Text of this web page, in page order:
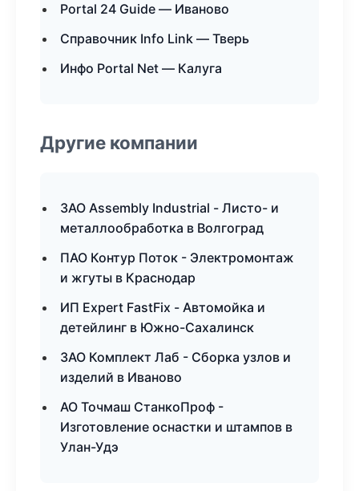
Portal 24 Guide — Иваново
Справочник Info Link — Тверь
Инфо Portal Net — Калуга
Другие компании
ЗАО Assembly Industrial - Листо- и
металлообработка в Волгоград
ПАО Контур Поток - Электромонтаж
и жгуты в Краснодар
ИП Expert FastFix - Автомойка и
детейлинг в Южно-Сахалинск
ЗАО Комплект Лаб - Сборка узлов и
изделий в Иваново
АО Точмаш СтанкоПроф -
Изготовление оснастки и штампов в
Улан-Удэ